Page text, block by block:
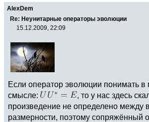
AlexDem
Re: Неунитарные операторы эволюции
15.12.2009, 22:09
Если оператор эволюции понимать в
смысле:
, то у нас здесь
произведение не определено между
размерности, поэтому сопряжённый